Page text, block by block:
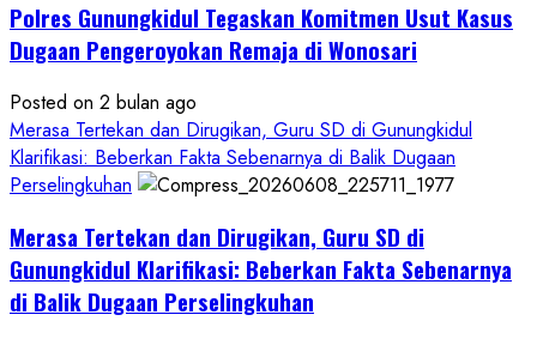
Polres Gunungkidul Tegaskan Komitmen Usut Kasus
Dugaan Pengeroyokan Remaja di Wonosari
Posted on 2 bulan ago
Merasa Tertekan dan Dirugikan, Guru SD di Gunungkidul
Klarifikasi: Beberkan Fakta Sebenarnya di Balik Dugaan
Perselingkuhan
Merasa Tertekan dan Dirugikan, Guru SD di
Gunungkidul Klarifikasi: Beberkan Fakta Sebenarnya
di Balik Dugaan Perselingkuhan